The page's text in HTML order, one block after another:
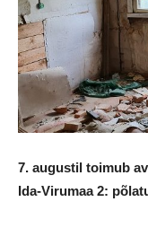
7. augustil toimub
Ida-Virumaa 2: